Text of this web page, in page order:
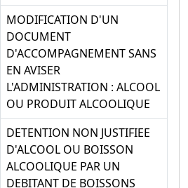
MODIFICATION D'UN
DOCUMENT
D'ACCOMPAGNEMENT SANS
EN AVISER
L'ADMINISTRATION : ALCOOL
OU PRODUIT ALCOOLIQUE
DETENTION NON JUSTIFIEE
D'ALCOOL OU BOISSON
ALCOOLIQUE PAR UN
DEBITANT DE BOISSONS